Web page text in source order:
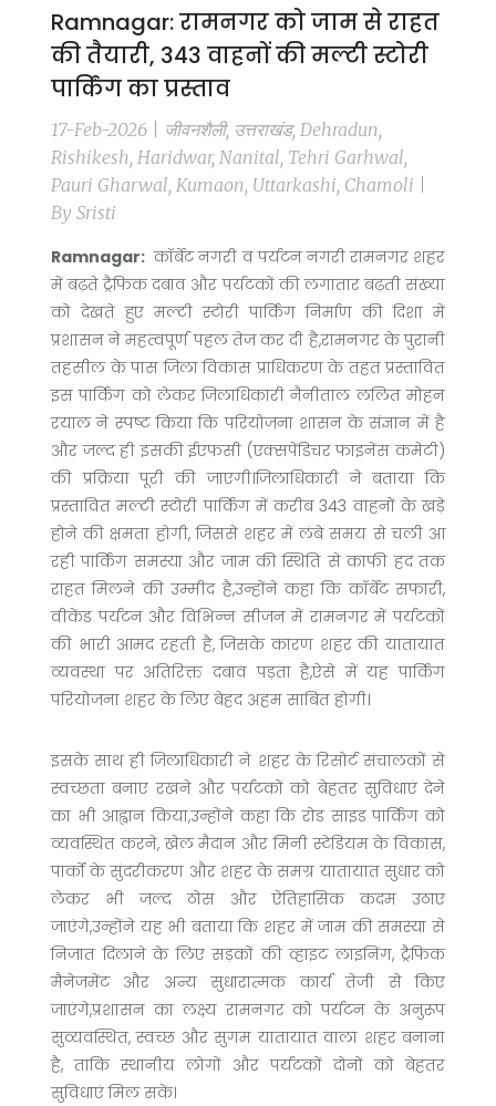
Ramnagar: रामनगर को जाम से राहत
की तैयारी, 343 वाहनों की मल्टी स्टोरी
पार्किंग का प्रस्ताव
17-Feb-2026 | जीवनशैली, उत्तराखंड, Dehradun,
Rishikesh, Haridwar, Nanital, Tehri Garhwal,
Pauri Gharwal, Kumaon, Uttarkashi, Chamoli |
By Sristi
Ramnagar: कॉर्बेट नगरी व पर्यटन नगरी रामनगर शहर
में बढ़ते ट्रैफिक दबाव और पर्यटकों की लगातार बढ़ती संख्या
को देखते हुए मल्टी स्टोरी पार्किंग निर्माण की दिशा में
प्रशासन ने महत्वपूर्ण पहल तेज कर दी है,रामनगर के पुरानी
तहसील के पास जिला विकास प्राधिकरण के तहत प्रस्तावित
इस पार्किंग को लेकर जिलाधिकारी नैनीताल ललित मोहन
रयाल ने स्पष्ट किया कि परियोजना शासन के संज्ञान में है
और जल्द ही इसकी ईएफसी (एक्सपेंडिचर फाइनेंस कमेटी)
की प्रक्रिया पूरी की जाएगी।जिलाधिकारी ने बताया कि
प्रस्तावित मल्टी स्टोरी पार्किंग में करीब 343 वाहनों के खड़े
होने की क्षमता होगी, जिससे शहर में लंबे समय से चली आ
रही पार्किंग समस्या और जाम की स्थिति से काफी हद तक
राहत मिलने की उम्मीद है,उन्होंने कहा कि कॉर्बेट सफारी,
वीकेंड पर्यटन और विभिन्न सीजन में रामनगर में पर्यटकों
की भारी आमद रहती है, जिसके कारण शहर की यातायात
व्यवस्था पर अतिरिक्त दबाव पड़ता है,ऐसे में यह पार्किंग
परियोजना शहर के लिए बेहद अहम साबित होगी।
इसके साथ ही जिलाधिकारी ने शहर के रिसोर्ट संचालकों से
स्वच्छता बनाए रखने और पर्यटकों को बेहतर सुविधाएं देने
का भी आह्वान किया,उन्होंने कहा कि रोड साइड पार्किंग को
व्यवस्थित करने, खेल मैदान और मिनी स्टेडियम के विकास,
पार्कों के सुंदरीकरण और शहर के समग्र यातायात सुधार को
लेकर भी जल्द ठोस और ऐतिहासिक कदम उठाए
जाएंगे,उन्होंने यह भी बताया कि शहर में जाम की समस्या से
निजात दिलाने के लिए सड़कों की व्हाइट लाइनिंग, ट्रैफिक
मैनेजमेंट और अन्य सुधारात्मक कार्य तेजी से किए
जाएंगे,प्रशासन का लक्ष्य रामनगर को पर्यटन के अनुरूप
सुव्यवस्थित, स्वच्छ और सुगम यातायात वाला शहर बनाना
है, ताकि स्थानीय लोगों और पर्यटकों दोनों को बेहतर
सुविधाएं मिल सकें।